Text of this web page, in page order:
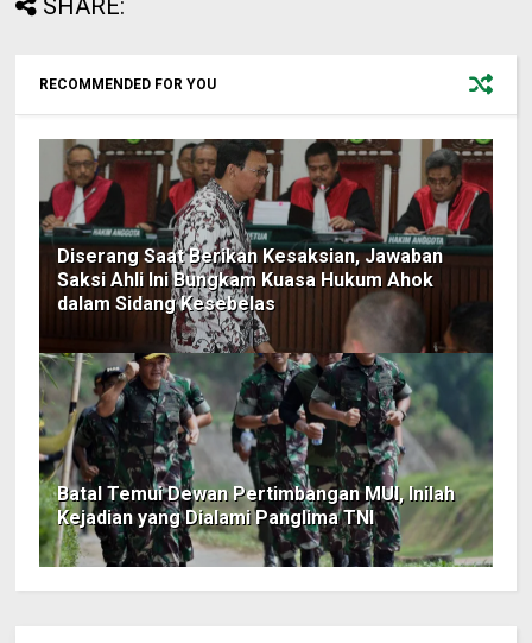
SHARE:
RECOMMENDED FOR YOU
Diserang Saat Berikan Kesaksian, Jawaban
Saksi Ahli Ini Bungkam Kuasa Hukum Ahok
dalam Sidang Kesebelas
Batal Temui Dewan Pertimbangan MUI, Inilah
Kejadian yang Dialami Panglima TNI